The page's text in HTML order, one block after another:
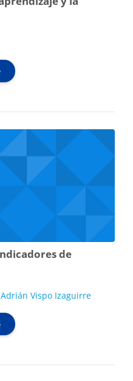
de
Adrián Vispo Izaguirre